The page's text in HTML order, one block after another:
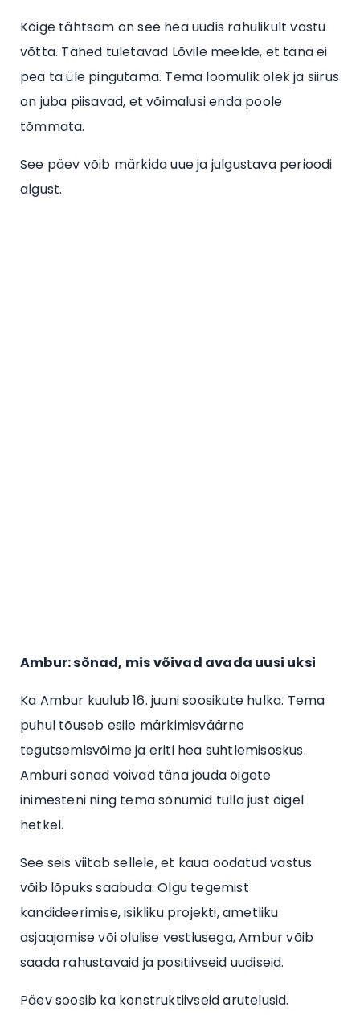
Kõige tähtsam on see hea uudis rahulikult vastu
võtta. Tähed tuletavad Lõvile meelde, et täna ei
pea ta üle pingutama. Tema loomulik olek ja siirus
on juba piisavad, et võimalusi enda poole
tõmmata.
See päev võib märkida uue ja julgustava perioodi
algust.
Ambur: sõnad, mis võivad avada uusi uksi
Ka Ambur kuulub 16. juuni soosikute hulka. Tema
puhul tõuseb esile märkimisväärne
tegutsemisvõime ja eriti hea suhtlemisoskus.
Amburi sõnad võivad täna jõuda õigete
inimesteni ning tema sõnumid tulla just õigel
hetkel.
See seis viitab sellele, et kaua oodatud vastus
võib lõpuks saabuda. Olgu tegemist
kandideerimise, isikliku projekti, ametliku
asjaajamise või olulise vestlusega, Ambur võib
saada rahustavaid ja positiivseid uudiseid.
Päev soosib ka konstruktiivseid arutelusid.